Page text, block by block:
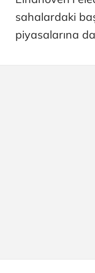
sahalardaki
piyasalarına da